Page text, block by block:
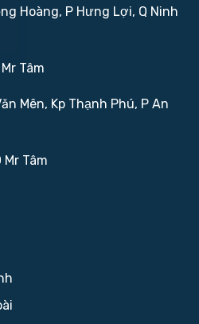
Hoàng, P Hưng Lợi, Q Ninh
Tâm
Mên, Kp Thạnh Phú, P An
Tâm